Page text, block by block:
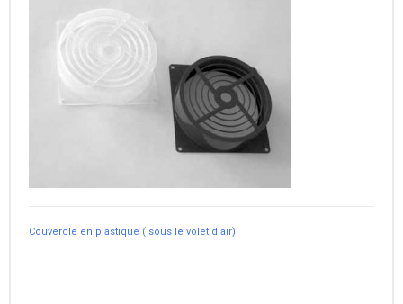
Couvercle en plastique ( sous le volet d'air)